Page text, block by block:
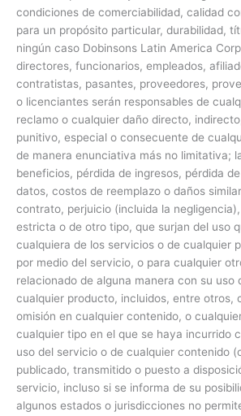
condiciones de comerciabilidad, calidad
para un propósito particular, durabilidad,
ningún caso Dobinsons Latin America
directores, funcionarios, empleados,
contratistas, pasantes, proveedores,
o licenciantes serán responsables de
reclamo o cualquier daño directo,
punitivo, especial o consecuente de
de manera enunciativa más no limitativa;
beneficios, pérdida de ingresos, pérdida
datos, costos de reemplazo o daños
contrato, perjuicio (incluida la
estricta o de otro tipo, que surjan del uso
cualquiera de los servicios o de cualquier
por medio del servicio, o para cualquier
relacionado de alguna manera con su uso
cualquier producto, incluidos, entre otros,
omisión en cualquier contenido, o
cualquier tipo en el que se haya incurrido
uso del servicio o de cualquier contenido
publicado, transmitido o puesto a
servicio, incluso si se informa de su
algunos estados o jurisdicciones no